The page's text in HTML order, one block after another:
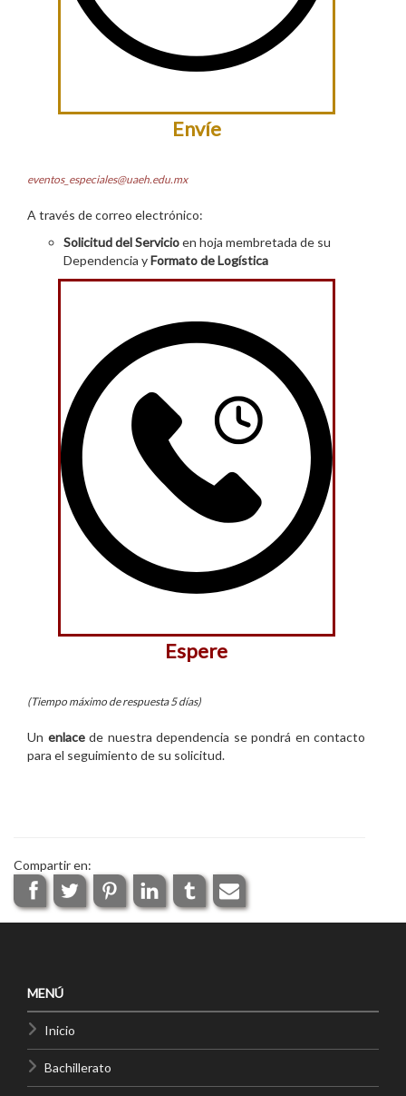
Envíe
eventos_especiales@uaeh.edu.mx
A través de correo electrónico:
Solicitud del Servicioen hoja membretada de su
Dependencia yFormato de Logística
Espere
(Tiempo máximo de respuesta 5 días)
Un enlace de nuestra dependencia se pondrá en contacto
para el seguimiento de su solicitud.
Compartir en:
MENÚ
Inicio
Bachillerato